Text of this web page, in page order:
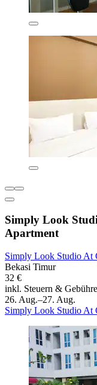
Simply Look
Apartment
Simply Look Studio At
Bekasi Timur
32 €
inkl. Steuern &
26. Aug.–27. Aug.
Simply Look Studio At